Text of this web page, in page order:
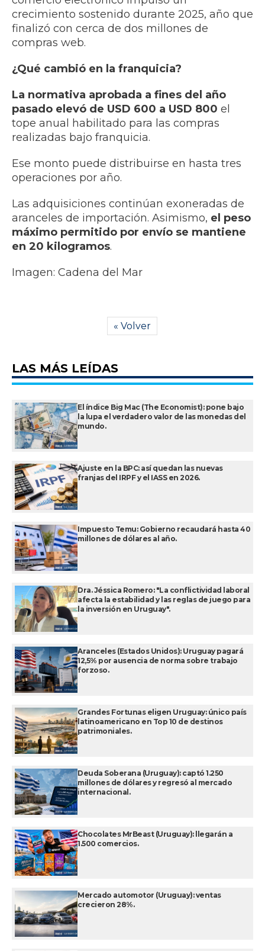
crecimiento sostenido durante 2025, año que
finalizó con cerca de dos millones de
compras web.
¿Qué cambió en la franquicia?
La normativa aprobada a fines del año
pasado elevó de USD 600 a USD 800 el
tope anual habilitado para las compras
realizadas bajo franquicia.
Ese monto puede distribuirse en hasta tres
operaciones por año.
Las adquisiciones continúan exoneradas de
aranceles de importación. Asimismo, el peso
máximo permitido por envío se mantiene
en 20 kilogramos.
Imagen: Cadena del Mar
« Volver
LAS MÁS LEÍDAS
El índice Big Mac (The Economist): pone bajo
la lupa el verdadero valor de las monedas del
mundo.
Ajuste en la BPC: así quedan las nuevas
franjas del IRPF y el IASS en 2026.
Impuesto Temu: Gobierno recaudará hasta 40
millones de dólares al año.
Dra. Jéssica Romero: "La conflictividad laboral
afecta la estabilidad y las reglas de juego para
la inversión en Uruguay".
Aranceles (Estados Unidos): Uruguay pagará
12,5% por ausencia de norma sobre trabajo
forzoso.
Grandes Fortunas eligen Uruguay: único país
latinoamericano en Top 10 de destinos
patrimoniales.
Deuda Soberana (Uruguay): captó 1.250
millones de dólares y regresó al mercado
internacional.
Chocolates MrBeast (Uruguay): llegarán a
1.500 comercios.
Mercado automotor (Uruguay): ventas
crecieron 28%.